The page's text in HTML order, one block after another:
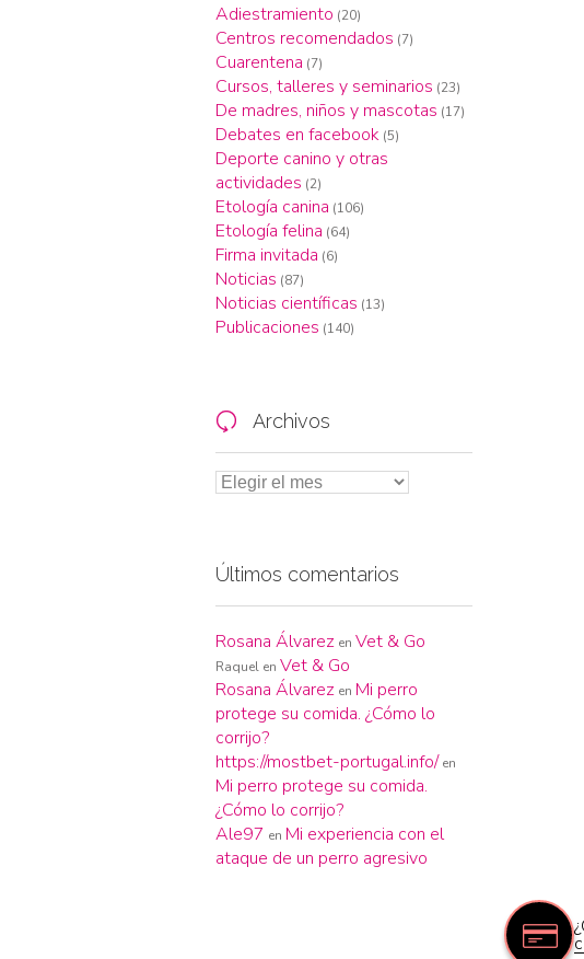
Adiestramiento (20)
Centros recomendados (7)
Cuarentena (7)
Cursos, talleres y seminarios (23)
De madres, niños y mascotas (17)
Debates en facebook (5)
Deporte canino y otras
actividades (2)
Etología canina (106)
Etología felina (64)
Firma invitada (6)
Noticias (87)
Noticias científicas (13)
Publicaciones (140)
 Archivos
Últimos comentarios
Rosana Álvarez en Vet & Go
Raquel en Vet & Go
Rosana Álvarez en Mi perro
protege su comida. ¿Cómo lo
corrijo?
https://mostbet-portugal.info/ en
Mi perro protege su comida.
¿Cómo lo corrijo?
Ale97 en Mi experiencia con el
ataque de un perro agresivo